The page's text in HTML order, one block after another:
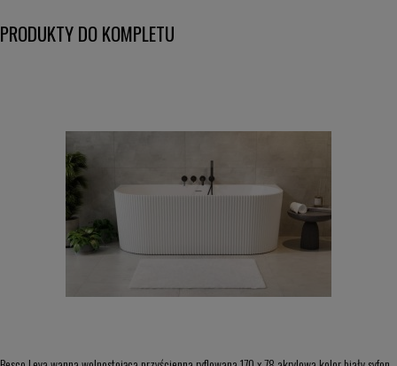
PRODUKTY DO KOMPLETU